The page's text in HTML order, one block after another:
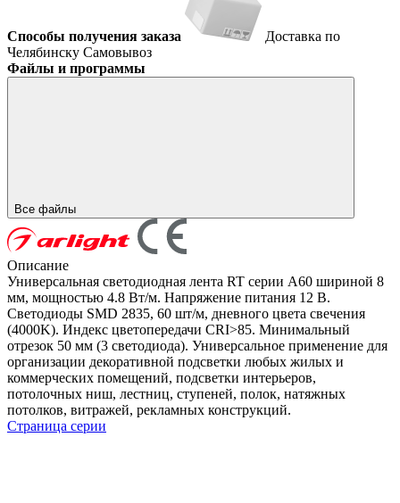
Способы получения заказа
Доставка по
Челябинску Самовывоз
Файлы и программы
Все файлы
Описание
Универсальная светодиодная лента RT серии A60 шириной 8
мм, мощностью 4.8 Вт/м. Напряжение питания 12 В.
Светодиоды SMD 2835, 60 шт/м, дневного цвета свечения
(4000K). Индекс цветопередачи CRI>85. Минимальный
отрезок 50 мм (3 светодиода). Универсальное применение для
организации декоративной подсветки любых жилых и
коммерческих помещений, подсветки интерьеров,
потолочных ниш, лестниц, ступеней, полок, натяжных
потолков, витражей, рекламных конструкций.
Страница серии